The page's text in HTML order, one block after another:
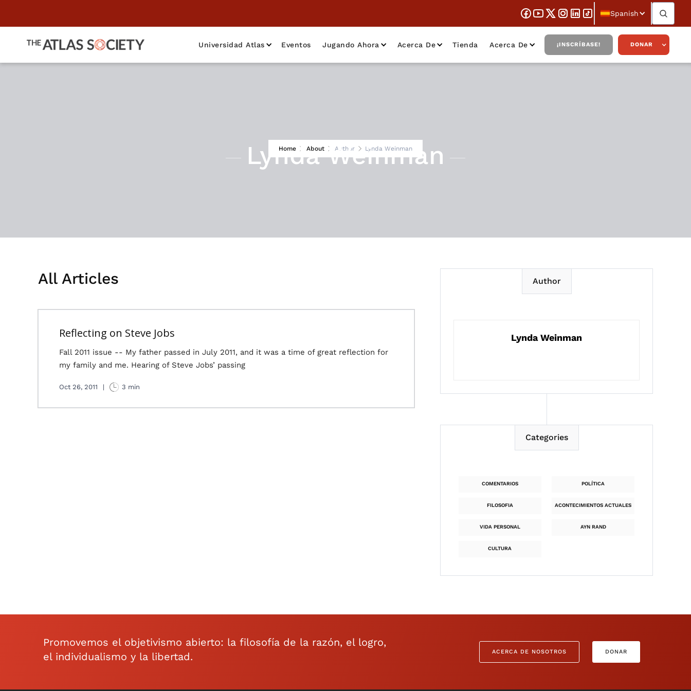
Spanish
Universidad Atlas Eventos Jugando Ahora Acerca De Tienda Acerca De ¡INSCRÍBASE! DONAR
Home About Author Lynda Weinman
Lynda Weinman
All Articles
Reflecting on Steve Jobs
Fall 2011 issue -- My father passed in July 2011, and it was a time of great reflection for
my family and me. Hearing of Steve Jobs’ passing
Oct 26, 2011 | 3 min
Author
Lynda Weinman
Categories
COMENTARIOS POLÍTICA
FILOSOFIA ACONTECIMIENTOS ACTUALES
VIDA PERSONAL AYN RAND
CULTURA
Promovemos el objetivismo abierto: la filosofía de la razón, el logro,
el individualismo y la libertad.
ACERCA DE NOSOTROS DONAR